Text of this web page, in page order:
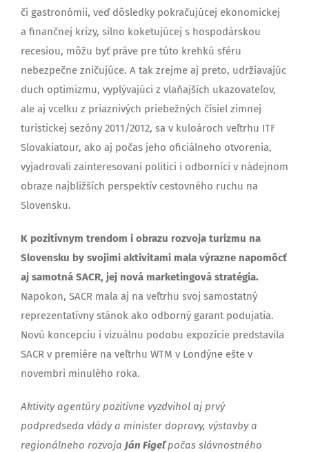
či gastronómii, veď dôsledky pokračujúcej ekonomickej
a finančnej krízy, silno koketujúcej s hospodárskou
recesiou, môžu byť práve pre túto krehkú sféru
nebezpečne zničujúce. A tak zrejme aj preto, udržiavajúc
duch optimizmu, vyplývajúci z vlaňajších ukazovateľov,
ale aj vcelku z priaznivých priebežných čísiel zimnej
turistickej sezóny 2011/2012, sa v kuloároch veľtrhu ITF
Slovakiatour, ako aj počas jeho oficiálneho otvorenia,
vyjadrovali zainteresovaní politici i odborníci v nádejnom
obraze najbližších perspektív cestovného ruchu na
Slovensku.
K pozitívnym trendom i obrazu rozvoja turizmu na
Slovensku by svojimi aktivitami mala výrazne napomôcť
aj samotná SACR, jej nová marketingová stratégia.
Napokon, SACR mala aj na veľtrhu svoj samostatný
reprezentatívny stánok ako odborný garant podujatia.
Novú koncepciu i vizuálnu podobu expozície predstavila
SACR v premiére na veľtrhu WTM v Londýne ešte v
novembri minulého roka.
Aktivity agentúry pozitívne vyzdvihol aj prvý
podpredseda vlády a minister dopravy, výstavby a
regionálneho rozvoja Ján Figeľpočas slávnostného